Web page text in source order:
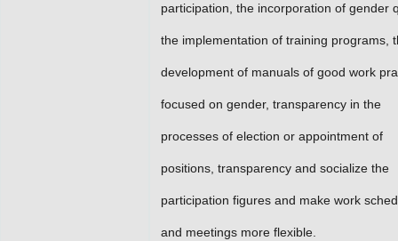
participation, the incorporation of gender
the implementation of training programs,
development of manuals of good work
focused on gender, transparency in the
processes of election or appointment of
positions, transparency and socialize the
participation figures and make work
and meetings more flexible.